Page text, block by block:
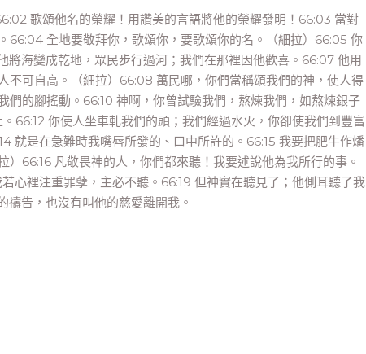
歌頌他名的榮耀！用讚美的言語將他的榮耀發明！66:03 當對
66:04 全地要敬拜你，歌頌你，要歌頌你的名。（細拉）66:05 你
海變成乾地，眾民步行過河；我們在那裡因他歡喜。66:07 他用
不可自高。（細拉）66:08 萬民哪，你們當稱頌我們的神，使人得
的腳搖動。66:10 神啊，你曾試驗我們，熬煉我們，如熬煉銀子
66:12 你使人坐車軋我們的頭；我們經過水火，你卻使我們到豐富
就是在急難時我嘴唇所發的、口中所許的。66:15 我要把肥牛作燔
66:16 凡敬畏神的人，你們都來聽！我要述說他為我所行的事。
心裡注重罪孽，主必不聽。66:19 但神實在聽見了；他側耳聽了我
告，也沒有叫他的慈愛離開我。